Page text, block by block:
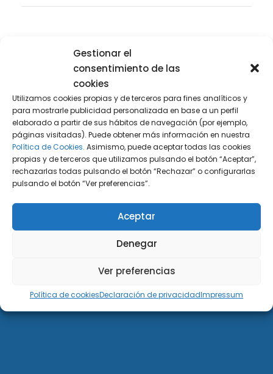
Gestionar el
consentimiento de las
cookies
Utilizamos cookies propias y de terceros para fines analíticos y
para mostrarle publicidad personalizada en base a un perfil
elaborado a partir de sus hábitos de navegación (por ejemplo,
páginas visitadas). Puede obtener más información en nuestra
Política de Cookies. Asimismo, puede aceptar todas las cookies
propias y de terceros que utilizamos pulsando el botón “Aceptar”,
rechazarlas todas pulsando el botón “Rechazar” o configurarlas
pulsando el botón “Ver preferencias”.
Aceptar
Denegar
Ver preferencias
Política de cookiesDeclaración de privacidadImpressum
Buscador de artículos
DiG ABOGADOS
DiG Abogados es un despacho de abogados
multidisciplinar especializado en las materias de
fiscalidad y mercantil. Llevamos más de 50 años al